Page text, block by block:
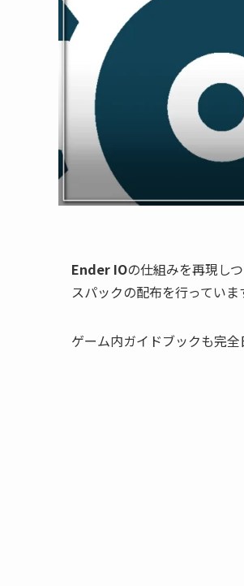
Ender IOの仕組みを再現し
スパックの配布を行っていま
ゲーム内ガイドブックも完全